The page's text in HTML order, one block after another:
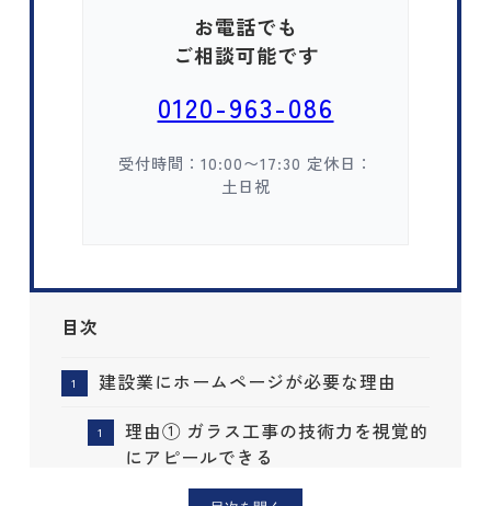
お電話でも
ご相談可能です
0120-963-086
受付時間：10:00〜17:30 定休日：
土日祝
目次
建設業にホームページが必要な理由
理由① ガラス工事の技術力を視覚的
にアピールできる